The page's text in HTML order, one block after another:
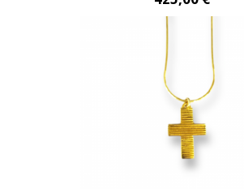
rige cross 561093
495,00 €